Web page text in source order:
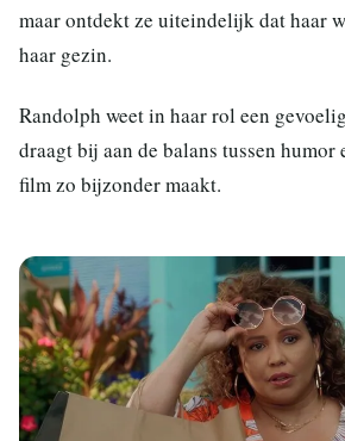
maar ontdekt ze uiteindelijk dat haar
haar gezin.
Randolph weet in haar rol een
draagt bij aan de balans tussen humor
film zo bijzonder maakt.